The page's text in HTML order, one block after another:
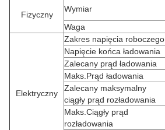
Fizyczny
Wymiar
Waga
Elektryczny
Zakres napięcia roboczego
Napięcie końca ładowania
Zalecany prąd ładowania
Maks.Prąd ładowania
Zalecany maksymalny
ciągły prąd rozładowania
Maks.Ciągły prąd
rozładowania